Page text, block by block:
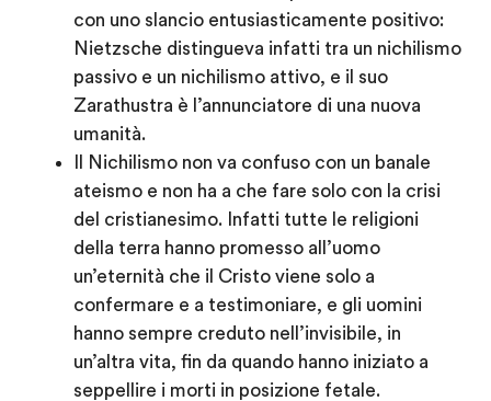
con uno slancio entusiasticamente positivo:
Nietzsche distingueva infatti tra un nichilismo
passivo e un nichilismo attivo, e il suo
Zarathustra è l’annunciatore di una nuova
umanità.
Il Nichilismo non va confuso con un banale
ateismo e non ha a che fare solo con la crisi
del cristianesimo. Infatti tutte le religioni
della terra hanno promesso all’uomo
un’eternità che il Cristo viene solo a
confermare e a testimoniare, e gli uomini
hanno sempre creduto nell’invisibile, in
un’altra vita, fin da quando hanno iniziato a
seppellire i morti in posizione fetale.